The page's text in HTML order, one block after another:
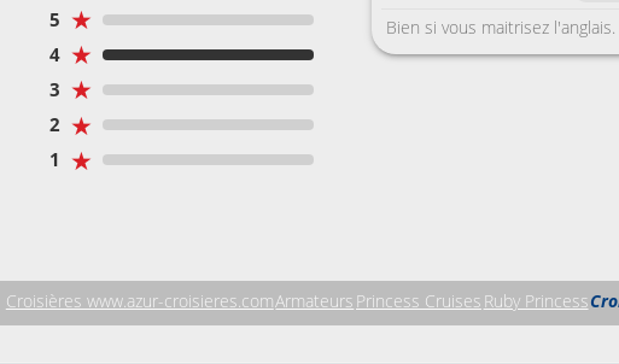
5 ★
4 ★
3 ★
2 ★
1 ★
Bien si vous maitrisez l'anglais.
Croisières www.azur-croisieres.comArmateurs Princess Cruises Ruby Princess